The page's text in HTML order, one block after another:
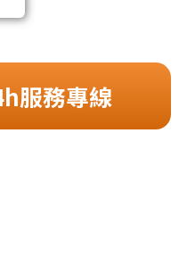
服務專線